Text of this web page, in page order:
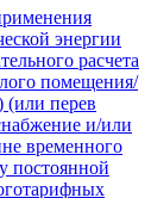
энергии
расчета
помещения/
(или перев
и/или
временного
постоянной